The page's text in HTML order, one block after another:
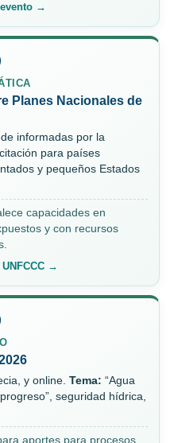
→
Planes Nacionales de
informadas por la
para países
y pequeños Estados
capacidades en
y con recursos
→
y online. Tema: “Agua
seguridad hídrica,
aportes para procesos